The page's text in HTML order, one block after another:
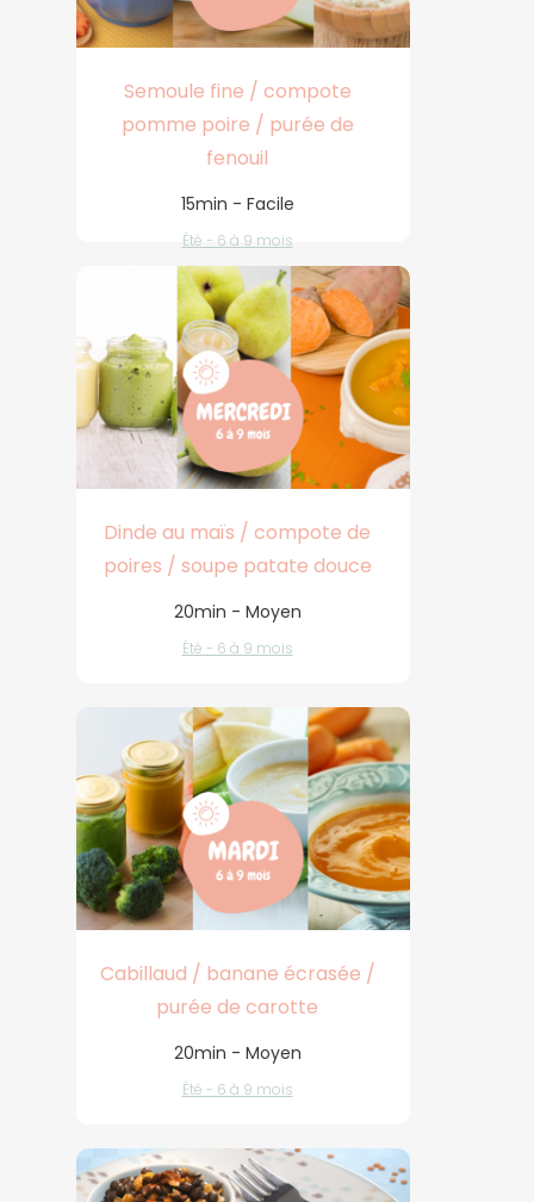
Semoule fine / compote
pomme poire / purée de
fenouil
15min - Facile
Été - 6 à 9 mois
Dinde au maïs / compote de
poires / soupe patate douce
20min - Moyen
Été - 6 à 9 mois
Cabillaud / banane écrasée /
purée de carotte
20min - Moyen
Été - 6 à 9 mois